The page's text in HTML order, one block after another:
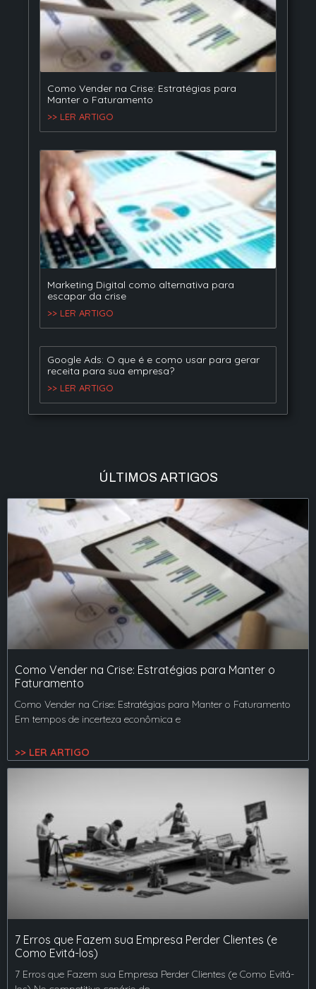
Como Vender na Crise: Estratégias para
Manter o Faturamento
>> LER ARTIGO
Marketing Digital como alternativa para
escapar da crise
>> LER ARTIGO
Google Ads: O que é e como usar para gerar
receita para sua empresa?
>> LER ARTIGO
ÚLTIMOS ARTIGOS
Como Vender na Crise: Estratégias para Manter o
Faturamento
Como Vender na Crise: Estratégias para Manter o Faturamento
Em tempos de incerteza econômica e
>> LER ARTIGO
7 Erros que Fazem sua Empresa Perder Clientes (e
Como Evitá-los)
7 Erros que Fazem sua Empresa Perder Clientes (e Como Evitá-